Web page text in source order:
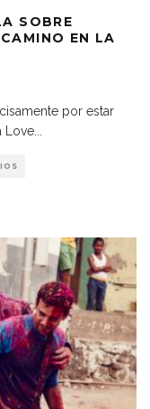
SOBRE
EN LA
por estar
Love